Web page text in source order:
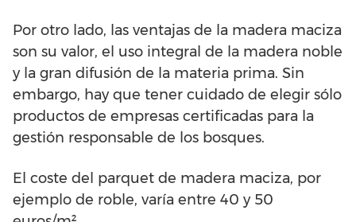
Por otro lado, las ventajas de la madera maciza
son su valor, el uso integral de la madera noble
y la gran difusión de la materia prima. Sin
embargo, hay que tener cuidado de elegir sólo
productos de empresas certificadas para la
gestión responsable de los bosques.
El coste del parquet de madera maciza, por
ejemplo de roble, varía entre 40 y 50